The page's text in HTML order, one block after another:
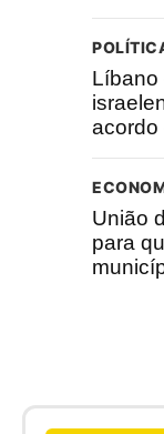
Líbano
acordo
União
para